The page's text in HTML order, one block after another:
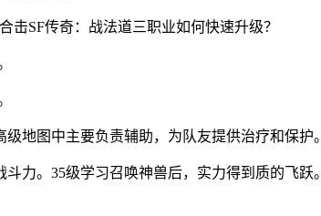
地图中主要负责辅助，为队友提供治疗和保护。
力。35级学习召唤神兽后，实力得到质的飞跃。